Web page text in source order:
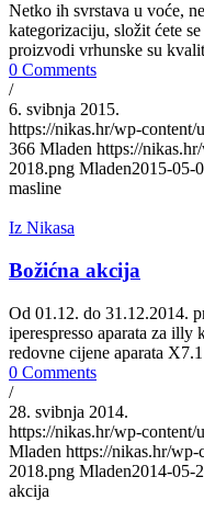
Netko ih svrstava u voće,
kategorizaciju, složit ćete
proizvodi vrhunske su
0 Comments
/
6. svibnja 2015.
https://nikas.hr/wp-
366 Mladen https://
2018.png Mladen2015-05-
masline
Iz Nikasa
Božićna akcija
Od 01.12. do 31.12.2014.
iperespresso aparata za
redovne cijene aparata
0 Comments
/
28. svibnja 2014.
https://nikas.hr/wp-
Mladen https://nikas.hr/wp-
2018.png Mladen2014-05-
akcija